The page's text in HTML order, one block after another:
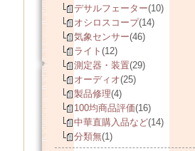
デサルフェーター(10)
オシロスコープ(14)
気象センサー(46)
ライト (12)
測定器・装置(29)
オーディオ(25)
製品修理(4)
100均商品評価(16)
中華直購入品など(14)
分類無(1)